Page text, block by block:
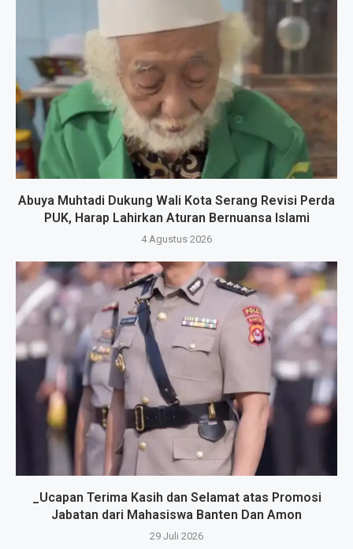
Abuya Muhtadi Dukung Wali Kota Serang Revisi Perda
PUK, Harap Lahirkan Aturan Bernuansa Islami
4 Agustus 2026
_Ucapan Terima Kasih dan Selamat atas Promosi
Jabatan dari Mahasiswa Banten Dan Amon
29 Juli 2026